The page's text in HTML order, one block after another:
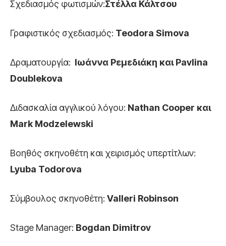
Σχεδιασμός φωτισμών:Στέλλα Κάλτσου
Γραφιστικός σχεδιασμός: Teodora Simova
Δραματουργία: Ιωάννα Ρεμεδιάκη και Pavlina
Doublekova
Διδασκαλία αγγλικού λόγου: Nathan Cooper και
Mark Modzelewski
Βοηθός σκηνοθέτη και χειρισμός υπερτίτλων:
Lyuba Todorova
Σύμβουλος σκηνοθέτη: Valleri Robinson
Stage Manager: Bogdan Dimitrov